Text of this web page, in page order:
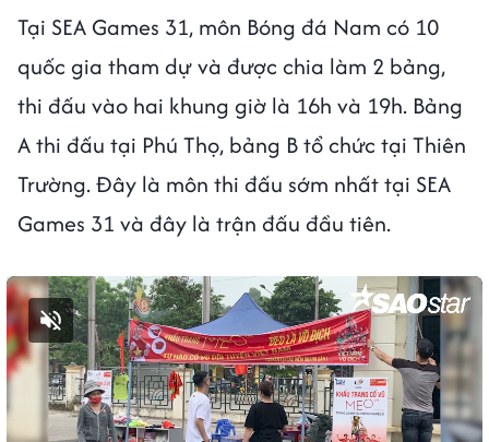
Tại SEA Games 31, môn Bóng đá Nam có 10
quốc gia tham dự và được chia làm 2 bảng,
thi đấu vào hai khung giờ là 16h và 19h. Bảng
A thi đấu tại Phú Thọ, bảng B tổ chức tại Thiên
Trường. Đây là môn thi đấu sớm nhất tại SEA
Games 31 và đây là trận đấu đầu tiên.
Bật tiếng